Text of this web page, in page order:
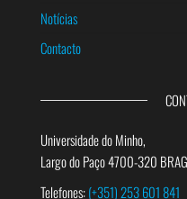
Notícias
Contacto
Universidade do Minho,
Largo do Paço 4700-320
Telefones:(+351) 253 601 841